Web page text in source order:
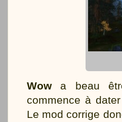
Wowa beau
commence à
Le mod corrige